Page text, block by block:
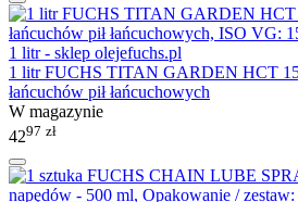
1 litr FUCHS TITAN GARDEN HCT
łańcuchów pił łańcuchowych
W magazynie
4297 zł